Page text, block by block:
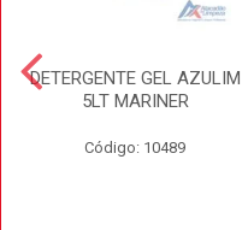
DETERGENTE GEL AZULIM
5LT MARINER
Código: 10489